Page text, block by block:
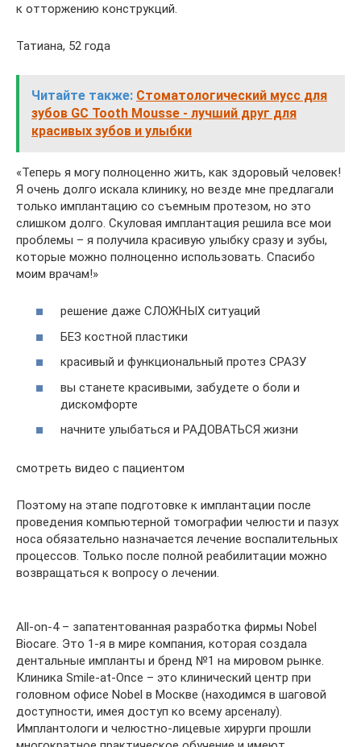
к отторжению конструкций.
Татиана, 52 года
Читайте также: Стоматологический мусс для
зубов GC Tooth Mousse - лучший друг для
красивых зубов и улыбки
«Теперь я могу полноценно жить, как здоровый человек!
Я очень долго искала клинику, но везде мне предлагали
только имплантацию со съемным протезом, но это
слишком долго. Скуловая имплантация решила все мои
проблемы – я получила красивую улыбку сразу и зубы,
которые можно полноценно использовать. Спасибо
моим врачам!»
решение даже СЛОЖНЫХ ситуаций
БЕЗ костной пластики
красивый и функциональный протез СРАЗУ
вы станете красивыми, забудете о боли и
дискомфорте
начните улыбаться и РАДОВАТЬСЯ жизни
смотреть видео с пациентом
Поэтому на этапе подготовке к имплантации после
проведения компьютерной томографии челюсти и пазух
носа обязательно назначается лечение воспалительных
процессов. Только после полной реабилитации можно
возвращаться к вопросу о лечении.
All-on-4 – запатентованная разработка фирмы Nobel
Biocare. Это 1-я в мире компания, которая создала
дентальные импланты и бренд №1 на мировом рынке.
Клиника Smile-at-Once – это клинический центр при
головном офисе Nobel в Москве (находимся в шаговой
доступности, имея доступ ко всему арсеналу).
Имплантологи и челюстно-лицевые хирурги прошли